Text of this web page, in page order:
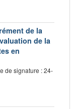
de la
de la
en
de signature : 24-